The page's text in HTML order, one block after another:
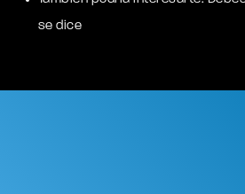
se dice